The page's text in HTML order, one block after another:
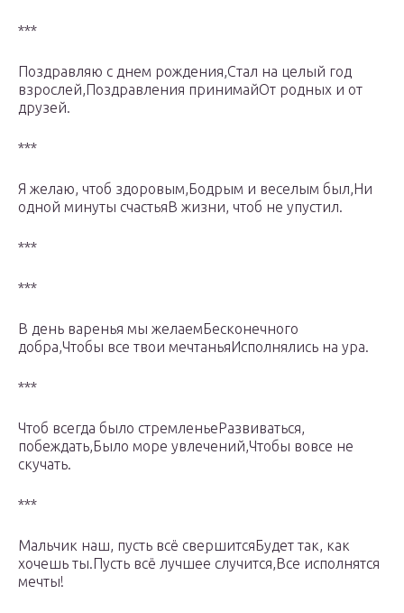
***
Поздравляю с днем рождения,Стал на целый год
взрослей,Поздравления принимайОт родных и от
друзей.
***
Я желаю, чтоб здоровым,Бодрым и веселым был,Ни
одной минуты счастьяВ жизни, чтоб не упустил.
***
***
В день варенья мы желаемБесконечного
добра,Чтобы все твои мечтаньяИсполнялись на ура.
***
Чтоб всегда было стремленьеРазвиваться,
побеждать,Было море увлечений,Чтобы вовсе не
скучать.
***
Мальчик наш, пусть всё свершитсяБудет так, как
хочешь ты.Пусть всё лучшее случится,Все исполнятся
мечты!